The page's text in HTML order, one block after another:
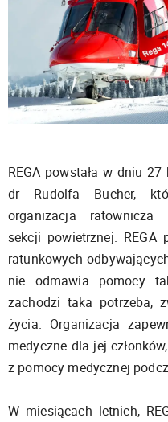
REGA powstała w dniu
dr Rudolfa Bucher,
organizacja ratownicza
sekcji powietrznej. REGA
ratunkowych
nie odmawia pomocy
zachodzi taka potrzeba,
życia. Organizacja
medyczne dla jej
z pomocy medycznej
W miesiącach letnich,